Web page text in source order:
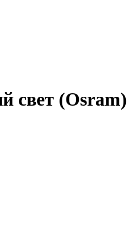
свет (Osram)